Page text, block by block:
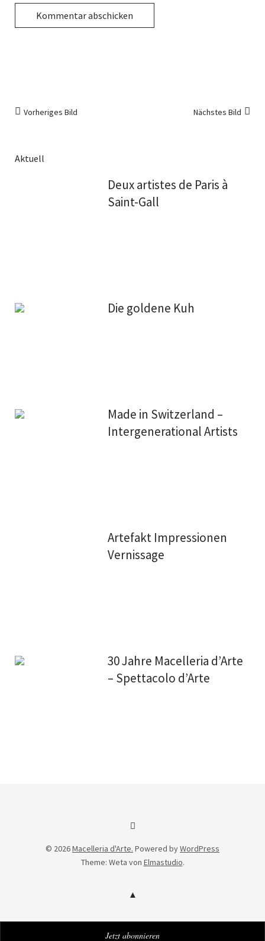
Nächstes Bild
Vorheriges Bild
Aktuell
Deux artistes de Paris à
Saint-Gall
Die goldene Kuh
Made in Switzerland –
Intergenerational Artists
Artefakt Impressionen
Vernissage
30 Jahre Macelleria d’Arte
– Spettacolo d’Arte
Facebook
© 2026Macelleria d'Arte. Powered byWordPress
Theme: Weta von Elmastudio.
Jetzt abonnieren